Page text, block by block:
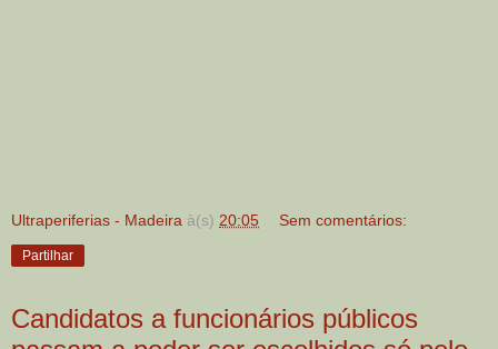
Ultraperiferias - Madeira à(s) 20:05 Sem comentários:
Partilhar
Candidatos a funcionários públicos